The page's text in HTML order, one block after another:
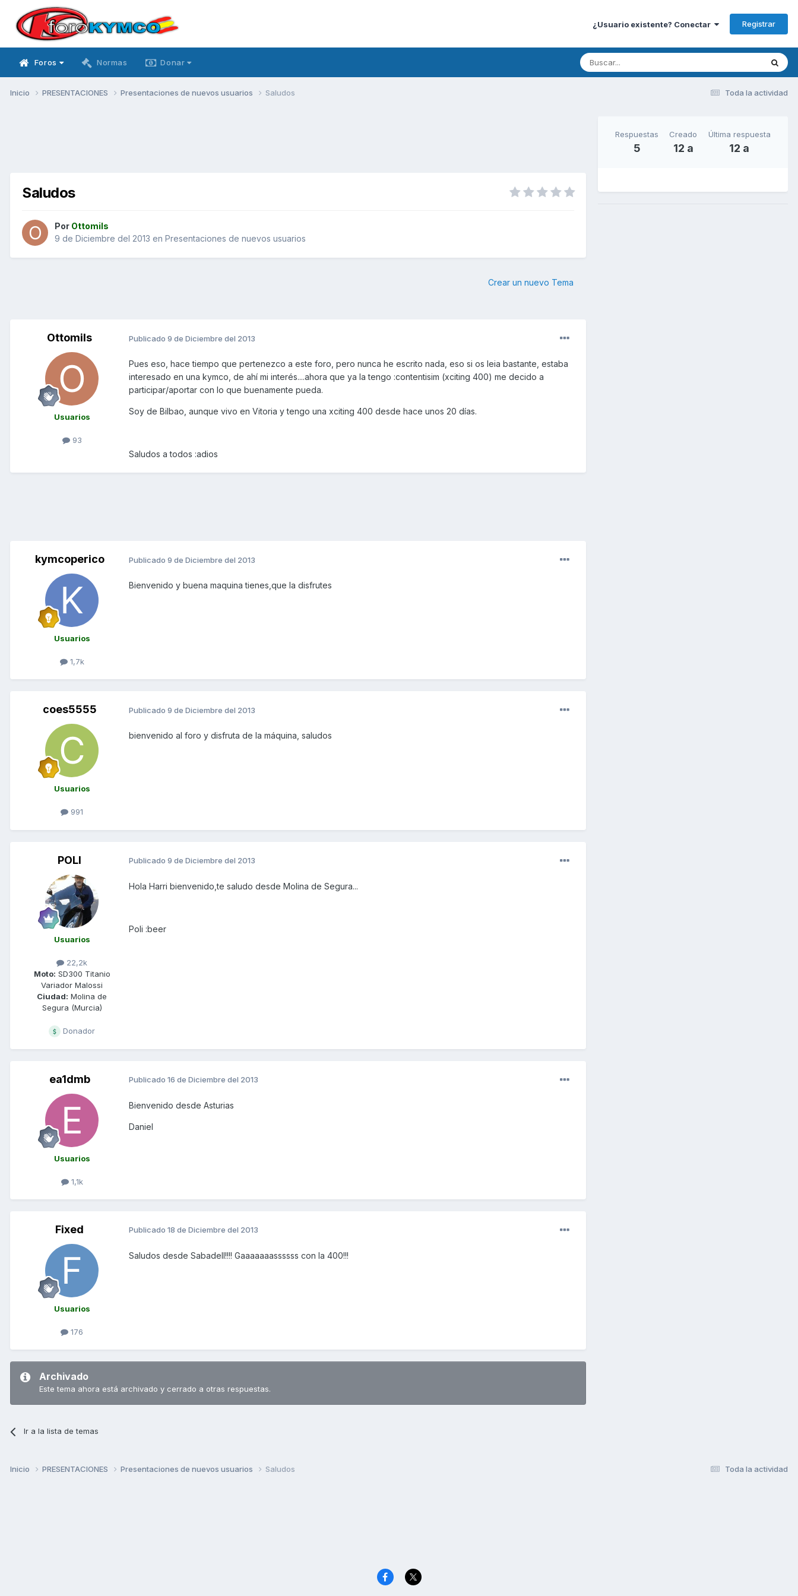
¿Usuario existente? Conectar Registrar
Foros Normas Donar
Toda la actividad
Inicio PRESENTACIONES Presentaciones de nuevos usuarios Saludos
Saludos
Por Ottomils
9 de Diciembre del 2013 en Presentaciones de nuevos usuarios
Crear un nuevo Tema
Ottomils
Usuarios
93
Publicado 9 de Diciembre del 2013
Pues eso, hace tiempo que pertenezco a este foro, pero nunca he escrito nada, eso si os leia bastante, estaba
interesado en una kymco, de ahí mi interés....ahora que ya la tengo :contentisim (xciting 400) me decido a
participar/aportar con lo que buenamente pueda.
Soy de Bilbao, aunque vivo en Vitoria y tengo una xciting 400 desde hace unos 20 días.
Saludos a todos :adios
kymcoperico
Usuarios
1,7k
Publicado 9 de Diciembre del 2013
Bienvenido y buena maquina tienes,que la disfrutes
coes5555
Usuarios
991
Publicado 9 de Diciembre del 2013
bienvenido al foro y disfruta de la máquina, saludos
POLI
Usuarios
22,2k
Moto: SD300 Titanio
Variador Malossi
Ciudad: Molina de
Segura (Murcia)
Donador
Publicado 9 de Diciembre del 2013
Hola Harri bienvenido,te saludo desde Molina de Segura...
Poli :beer
ea1dmb
Usuarios
1,1k
Publicado 16 de Diciembre del 2013
Bienvenido desde Asturias
Daniel
Fixed
Usuarios
176
Publicado 18 de Diciembre del 2013
Saludos desde Sabadell!!!! Gaaaaaaassssss con la 400!!!
Archivado
Este tema ahora está archivado y cerrado a otras respuestas.
Ir a la lista de temas
Respuestas
5
Creado
12 a
Última respuesta
12 a
Toda la actividad
Inicio PRESENTACIONES Presentaciones de nuevos usuarios Saludos